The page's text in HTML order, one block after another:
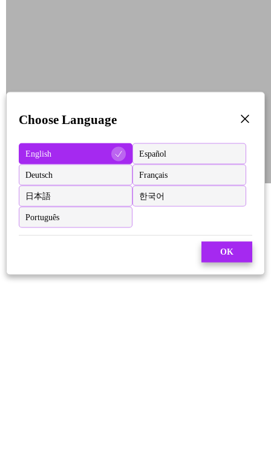
Choose Language
English Español
Deutsch Français
日本語 한국어
Português
OK